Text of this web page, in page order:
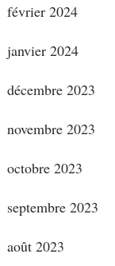
février 2024
janvier 2024
décembre 2023
novembre 2023
octobre 2023
septembre 2023
août 2023